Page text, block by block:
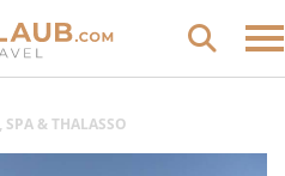
SPA & THALASSO